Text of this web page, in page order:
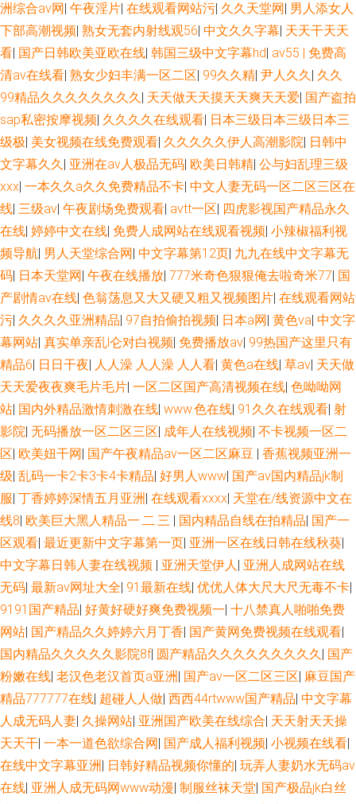
洲综合av网| 午夜淫片| 在线观看网站污| 久久天堂网| 男人添女人
下部高潮视频| 熟女无套内射线观56| 中文久久字幕| 天天干天天
看| 国产日韩欧美亚欧在线| 韩国三级中文字幕hd| av55 | 免费高
清av在线看| 熟女少妇丰满一区二区| 99久久精| 尹人久久| 久久
99精品久久久久久久久久| 天天做天天摸天天爽天天爱| 国产盗拍
sap私密按摩视频| 久久久久在线观看| 日本三级日本三级日本三
级极| 美女视频在线免费观看| 久久久久久伊人高潮影院| 日韩中
文字幕久久| 亚洲在av人极品无码| 欧美日韩精| 公与妇乱理三级
xxx| 一本久久a久久免费精品不卡| 中文人妻无码一区二区三区在
线| 三级av| 午夜剧场免费观看| avtt一区| 四虎影视国产精品永久
在线| 婷婷中文在线| 免费人成网站在线观看视频| 小辣椒福利视
频导航| 男人天堂综合网| 中文字幕第12页| 九九在线中文字幕无
码| 日本天堂网| 午夜在线播放| 777米奇色狠狠俺去啦奇米77| 国
产剧情av在线| 色翁荡息又大又硬又粗又视频图片| 在线观看网站
污| 久久久久亚洲精品| 97自拍偷拍视频| 日本a网| 黄色va| 中文字
幕网站| 真实单亲乱l仑对白视频| 免费播放av| 99热国产这里只有
精品6| 日日干夜| 人人澡 人人澡 人人看| 黄色a在线| 草av| 天天做
天天爱夜夜爽毛片毛片| 一区二区国产高清视频在线| 色呦呦网
站| 国内外精品激情刺激在线| www.色在线| 91久久在线观看| 射
影院| 无码播放一区二区三区| 成年人在线视频| 不卡视频一区二
区| 欧美妞干网| 国产午夜精品av一区二区麻豆 | 香蕉视频亚洲一
级| 乱码一卡2卡3卡4卡精品| 好男人www| 国产av国内精品jk制
服| 丁香婷婷深情五月亚洲 | 在线观看xxxx| 天堂在/线资源中文在
线8| 欧美巨大黑人精品一.二.三 | 国内精品自线在拍精品| 国产一
区观看| 最近更新中文字幕第一页| 亚洲一区在线日韩在线秋葵|
中文字幕日韩人妻在线视频 | 亚洲天堂伊人| 亚洲人成网站在线
无码| 最新av网址大全| 91最新在线| 优优人体大尺大尺无毒不卡|
9191国产精品| 好黄好硬好爽免费视频一| 十八禁真人啪啪免费
网站| 国产精品久久婷婷六月丁香| 国产黄网免费视频在线观看|
国内精品久久久久久影院8f| 圆产精品久久久久久久久久久| 国产
粉嫩在线| 老汉色老汉首页a亚洲 | 国产aⅴ一区二区三区| 麻豆国产
精品777777在线| 超碰人人做| 西西44rtwww国产精品| 中文字幕
人成无码人妻| 久操网站| 亚洲国产欧美在线综合| 天天射天天操
天天干| 一本一道色欲综合网| 国产成人福利视频| 小视频在线看|
在线中文字幕亚洲 | 日韩好精品视频你懂的| 玩弄人妻奶水无码av
在线| 亚洲人成无码网www动漫| 制服丝袜天堂| 国产极品jk白丝